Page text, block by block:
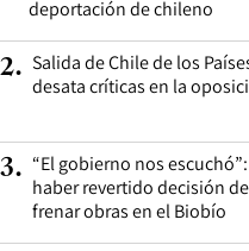
deportación de chileno
2. Salida de Chile de los
desata críticas en la
3. “El gobierno nos
haber revertido decisión
frenar obras en el Biobío